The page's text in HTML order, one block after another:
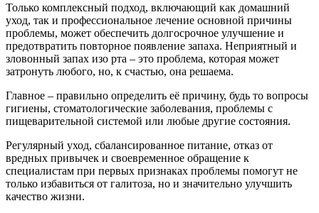
Только комплексный подход, включающий как домашний
уход, так и профессиональное лечение основной причины
проблемы, может обеспечить долгосрочное улучшение и
предотвратить повторное появление запаха. Неприятный и
зловонный запах изо рта – это проблема, которая может
затронуть любого, но, к счастью, она решаема.
Главное – правильно определить её причину, будь то вопросы
гигиены, стоматологические заболевания, проблемы с
пищеварительной системой или любые другие состояния.
Регулярный уход, сбалансированное питание, отказ от
вредных привычек и своевременное обращение к
специалистам при первых признаках проблемы помогут не
только избавиться от галитоза, но и значительно улучшить
качество жизни.